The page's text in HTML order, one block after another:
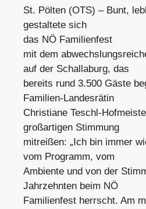
St. Pölten (OTS) – Bunt,
gestaltete sich
das NÖ Familienfest
mit dem
auf der Schallaburg, das
bereits rund 3.500 Gäste
Familien-Landesrätin
Christiane Teschl-
großartigen Stimmung
mitreißen: „Ich bin immer
vom Programm, vom
Ambiente und von der
Jahrzehnten beim NÖ
Familienfest herrscht. Am